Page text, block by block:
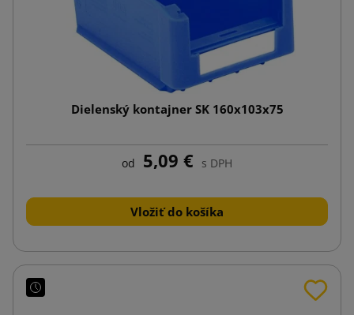
Dielenský kontajner SK 160x103x75
od 5,09 € s DPH
Vložiť do košíka